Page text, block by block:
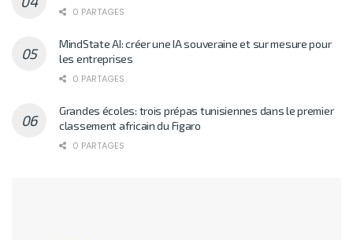
0 PARTAGES
MindState AI: créer une IA souveraine et sur mesure pour
les entreprises
0 PARTAGES
Grandes écoles: trois prépas tunisiennes dans le premier
classement africain du Figaro
0 PARTAGES